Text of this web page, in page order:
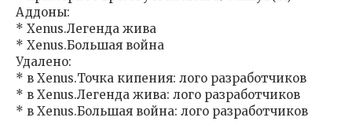
Аддоны:
* Xenus.Легенда жива
* Xenus.Большая война
Удалено:
* в Xenus.Точка кипения: лого разработчиков
* в Xenus.Легенда жива: лого разработчиков
* в Xenus.Большая война: лого разработчиков